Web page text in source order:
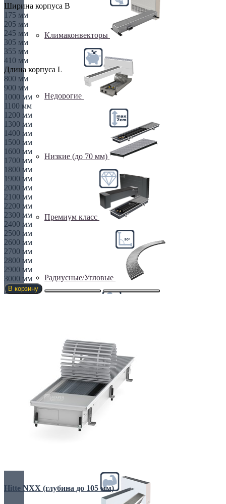
Климаконвекторы
Недорогие
Низкие (до 70 мм)
Премиум класс
Радиусные/Угловые
С вентилятором
С дренажем
Ширина корпуса B
175 мм
205 мм
245 мм
305 мм
355 мм
410 мм
Длина корпуса L
800 мм
900 мм
1000 мм
1100 мм
1200 мм
1300 мм
1400 мм
1500 мм
1600 мм
1700 мм
1800 мм
1900 мм
2000 мм
2100 мм
2200 мм
2300 мм
2400 мм
2500 мм
2600 мм
2700 мм
2800 мм
2900 мм
3000 мм
В корзину
Hitte NXX (глубина до 105 мм)